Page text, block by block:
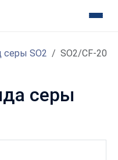
серы SO2 SO2/CF-20
серы